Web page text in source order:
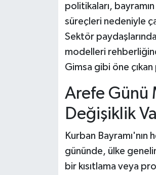
politikaları,
süreçleri nedeniyle
Sektör
modelleri
Gimsa gibi öne
Arefe Günü
Değişiklik
Kurban Bayramı'nın
gününde, ülke
bir kısıtlama veya